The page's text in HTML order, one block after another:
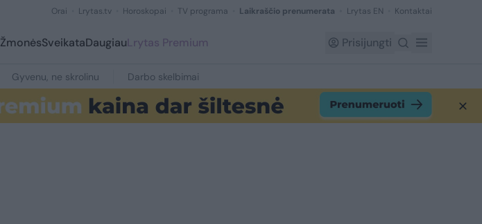
Orai Lrytas.tv Horoskopai TV programa Laikraščio prenumerata Lrytas EN Kontaktai
ŽmonėsSveikataDaugiauLrytas Premium Prisijungti
Gyvenu, ne skrolinu Darbo skelbimai